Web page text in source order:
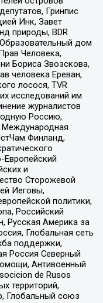
Гринпис
Инк, Завет
природы, BDR
дом
Человека,
Бориса Звозскова,
человека Ереван,
лосося, TVR
исследований им
журналистов
Россию,
Международная
Финланд,
Европейский
и
Сторожевой
Иеговы,
политики,
Российский
Русская Америка за
Глобальная сеть
поддержки,
Россия Северный
Антивоенный
de Rusos
территорий,
Глобальный союз